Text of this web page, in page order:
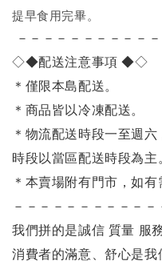
提早食用完畢。
－－－－－－－－－－
◇◆配送注意事項 ◆◇
＊僅限本島配送。
＊商品皆以冷凍配送。
＊物流配送時段一至週
時段以當區配送時段為主
＊本賣場附有門市，如有
－－－－－－－－－－－
我們拼的是誠信 質量 服
消費者的滿意、舒心是我